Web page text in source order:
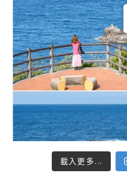
載入更多...